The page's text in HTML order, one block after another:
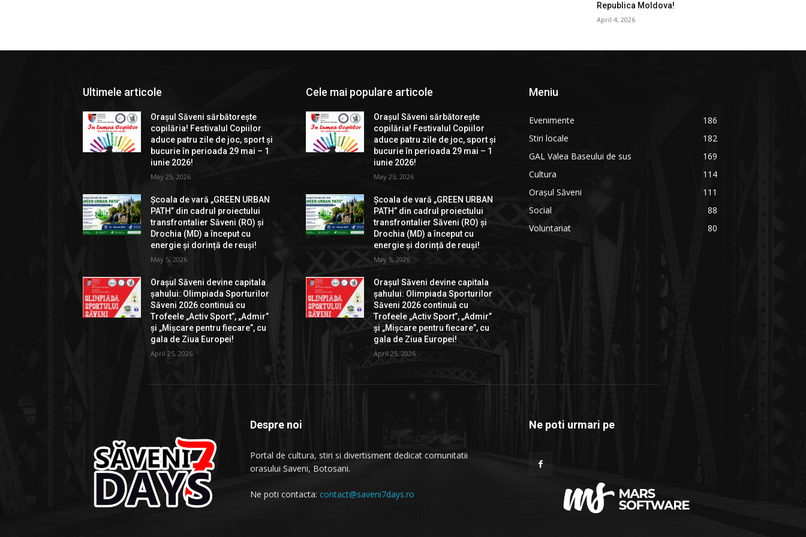
Republica Moldova!
April 4, 2026
Ultimele articole
Orașul Săveni sărbătorește
copilăria! Festivalul Copiilor
aduce patru zile de joc, sport și
bucurie în perioada 29 mai – 1
iunie 2026!
May 25, 2026
Școala de vară „GREEN URBAN
PATH” din cadrul proiectului
transfrontalier Săveni (RO) și
Drochia (MD) a început cu
energie și dorință de reuși!
May 5, 2026
Orașul Săveni devine capitala
șahului: Olimpiada Sporturilor
Săveni 2026 continuă cu
Trofeele „Activ Sport”, „Admir”
și „Mișcare pentru fiecare”, cu
gala de Ziua Europei!
April 25, 2026
Cele mai populare articole
Orașul Săveni sărbătorește
copilăria! Festivalul Copiilor
aduce patru zile de joc, sport și
bucurie în perioada 29 mai – 1
iunie 2026!
May 25, 2026
Școala de vară „GREEN URBAN
PATH” din cadrul proiectului
transfrontalier Săveni (RO) și
Drochia (MD) a început cu
energie și dorință de reuși!
May 5, 2026
Orașul Săveni devine capitala
șahului: Olimpiada Sporturilor
Săveni 2026 continuă cu
Trofeele „Activ Sport”, „Admir”
și „Mișcare pentru fiecare”, cu
gala de Ziua Europei!
April 25, 2026
Meniu
Evenimente
186
Stiri locale
182
GAL Valea Baseului de sus
169
Cultura
114
Orașul Săveni
111
Social
88
Voluntariat
80
Despre noi
Portal de cultura, stiri si divertisment dedicat comunitatii
orasului Saveni, Botosani.
Ne poti contacta: contact@saveni7days.ro
Ne poti urmari pe